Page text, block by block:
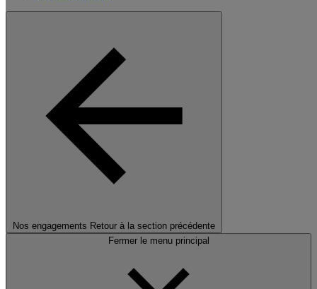
Nos engagements Retour à la section précédente
Fermer le menu principal